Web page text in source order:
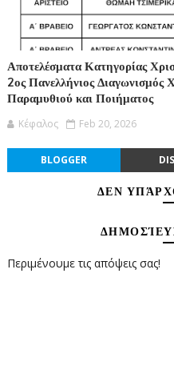
Αποτελέσματα Κατηγορίας
2ος Πανελλήνιος Διαγωνισμός
Παραμυθιού και Ποιήματος
Κέφαλος Feb 20, 2026
BLOGGER
ΔΕΝ
Περιμένουμε τις απόψεις σας!